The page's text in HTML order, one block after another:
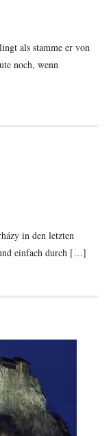
als stamme er von
noch, wenn
in den letzten
einfach durch […]